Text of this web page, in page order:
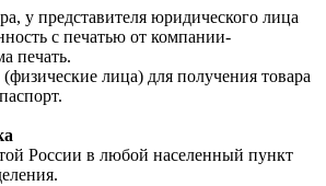
у представителя юридического лица
с печатью от компании-
печать.
лица) для получения товара
России в любой населенный пункт